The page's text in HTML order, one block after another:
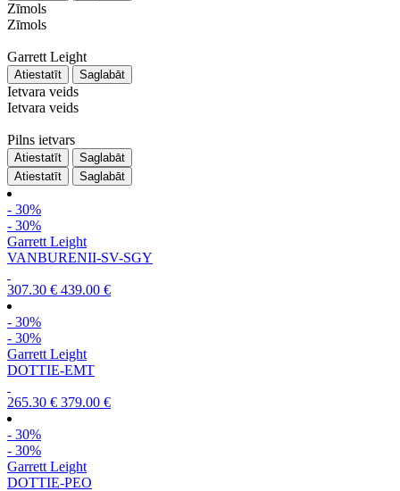
Zīmols
Zīmols
Garrett Leight
Atiestatīt Saglabāt
Ietvara veids
Ietvara veids
Pilns ietvars
Atiestatīt
Saglabāt
Atiestatīt
Saglabāt
- 30%
- 30%
Garrett Leight
VANBURENII-SV-SGY
307.30 € 439.00 €
- 30%
- 30%
Garrett Leight
DOTTIE-EMT
265.30 € 379.00 €
- 30%
- 30%
Garrett Leight
DOTTIE-PEO